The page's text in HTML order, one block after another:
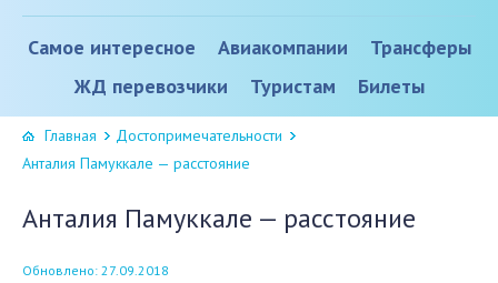
Самое интересное Авиакомпании
Трансферы
ЖД перевозчики
Туристам Билеты
Главная
Достопримечательности
Анталия Памуккале — расстояние
Анталия Памуккале — расстояние
Обновлено: 27.09.2018